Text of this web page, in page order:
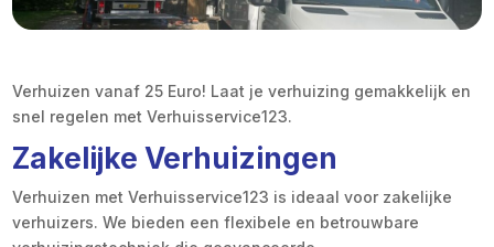
Verhuizen vanaf 25 Euro! Laat je verhuizing gemakkelijk en
snel regelen met Verhuisservice123.
Zakelijke Verhuizingen
Verhuizen met Verhuisservice123 is ideaal voor zakelijke
verhuizers. We bieden een flexibele en betrouwbare